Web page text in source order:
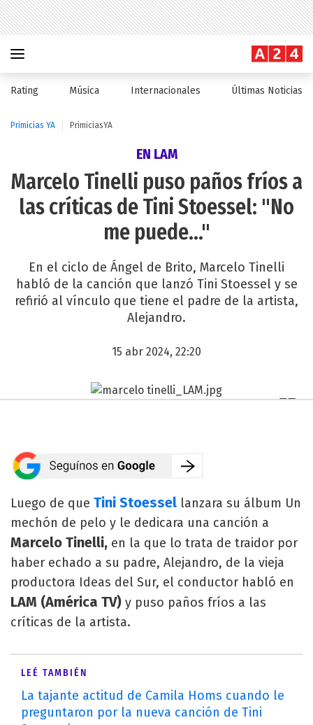
Rating Música Internacionales Últimas Noticias
Primicias YA PrimiciasYA
EN LAM
Marcelo Tinelli puso paños fríos a
las críticas de Tini Stoessel: "No
me puede..."
En el ciclo de Ángel de Brito, Marcelo Tinelli
habló de la canción que lanzó Tini Stoessel y se
refirió al vínculo que tiene el padre de la artista,
Alejandro.
15 abr 2024, 22:20
Luego de que Tini Stoessel lanzara su álbum Un
mechón de pelo y le dedicara una canción a
Marcelo Tinelli, en la que lo trata de traidor por
haber echado a su padre, Alejandro, de la vieja
productora Ideas del Sur, el conductor habló en
LAM (América TV) y puso paños fríos a las
críticas de la artista.
LEÉ TAMBIÉN
La tajante actitud de Camila Homs cuando le
preguntaron por la nueva canción de Tini